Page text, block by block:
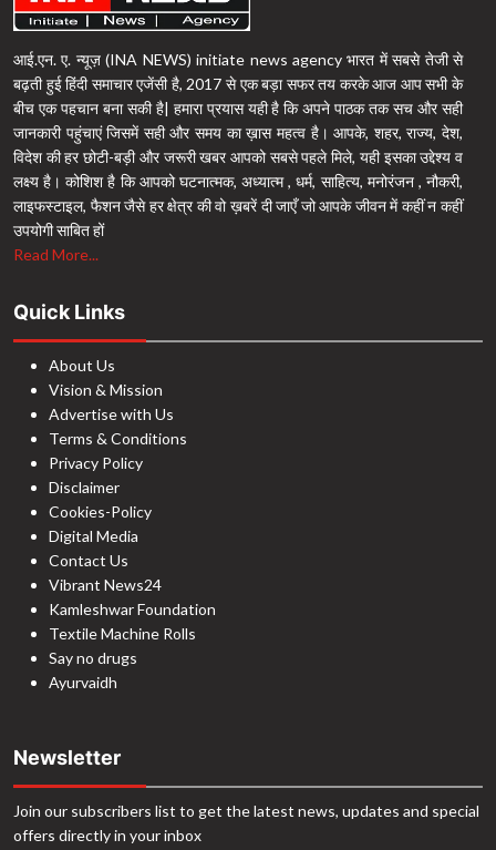
आई.एन. ए. न्यूज़ (INA NEWS) initiate news agency भारत में सबसे तेजी से
बढ़ती हुई हिंदी समाचार एजेंसी है, 2017 से एक बड़ा सफर तय करके आज आप सभी के
बीच एक पहचान बना सकी है| हमारा प्रयास यही है कि अपने पाठक तक सच और सही
जानकारी पहुंचाएं जिसमें सही और समय का ख़ास महत्व है। आपके, शहर, राज्य, देश,
विदेश की हर छोटी-बड़ी और जरूरी खबर आपको सबसे पहले मिले, यही इसका उद्देश्य व
लक्ष्य है। कोशिश है कि आपको घटनात्मक, अध्यात्म , धर्म, साहित्य, मनोरंजन , नौकरी,
लाइफस्टाइल, फैशन जैसे हर क्षेत्र की वो ख़बरें दी जाएँ जो आपके जीवन में कहीं न कहीं
उपयोगी साबित हों
Read More...
Quick Links
About Us
Vision & Mission
Advertise with Us
Terms & Conditions
Privacy Policy
Disclaimer
Cookies-Policy
Digital Media
Contact Us
Vibrant News24
Kamleshwar Foundation
Textile Machine Rolls
Say no drugs
Ayurvaidh
Newsletter
Join our subscribers list to get the latest news, updates and special
offers directly in your inbox